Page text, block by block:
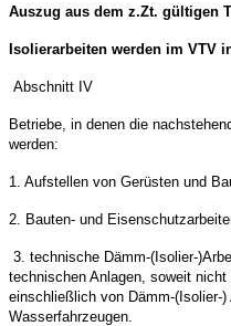
Auszug aus dem z.Zt. gültigen
Isolierarbeiten werden im VTV
Abschnitt IV
Betriebe, in denen die
werden:
1. Aufstellen von Gerüsten und
2. Bauten- und
3. technische Dämm-(Isolier-
technischen Anlagen, soweit
einschließlich von Dämm-(Isolier-
Wasserfahrzeugen.